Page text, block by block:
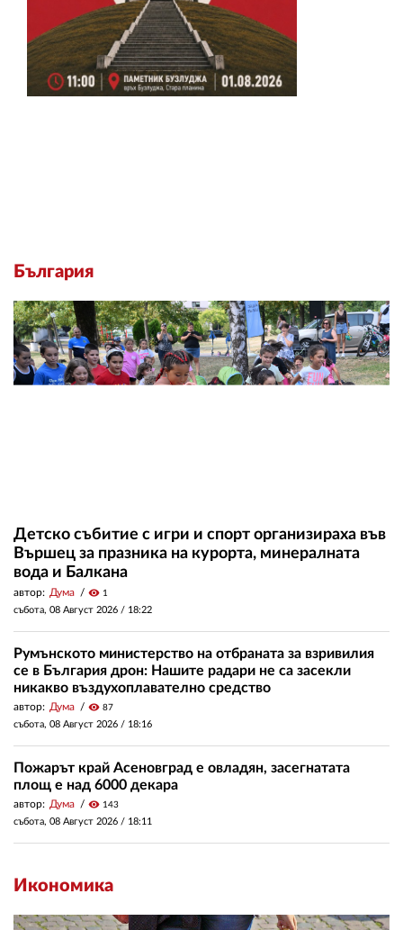
България
Детско събитие с игри и спорт организираха във
Вършец за празника на курорта, минералната
вода и Балкана
автор: Дума visibility 1
събота, 08 Август 2026 / 18:22
Румънското министерство на отбраната за взривилия
се в България дрон: Нашите радари не са засекли
никакво въздухоплавателно средство
автор: Дума visibility 87
събота, 08 Август 2026 / 18:16
Пожарът край Асеновград е овладян, засегнатата
площ е над 6000 декара
автор: Дума visibility 143
събота, 08 Август 2026 / 18:11
Икономика